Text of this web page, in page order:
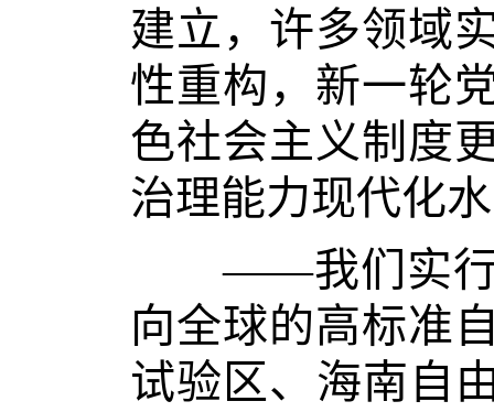
建立，许多领域
性重构，新一轮
色社会主义制度
治理能力现代化
——我们实行更
向全球的高标准
试验区、海南自